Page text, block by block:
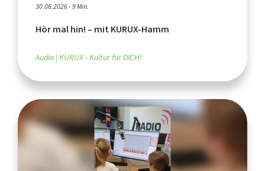
30.06.2026 - 9 Min.
Hör mal hin! – mit KURUX-Hamm
Audio KURUX - Kultur für DICH!